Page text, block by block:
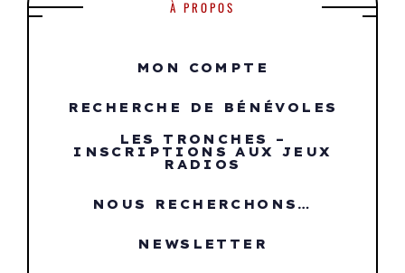
À PROPOS
MON COMPTE
RECHERCHE DE BÉNÉVOLES
LES TRONCHES –
INSCRIPTIONS AUX JEUX
RADIOS
NOUS RECHERCHONS…
NEWSLETTER